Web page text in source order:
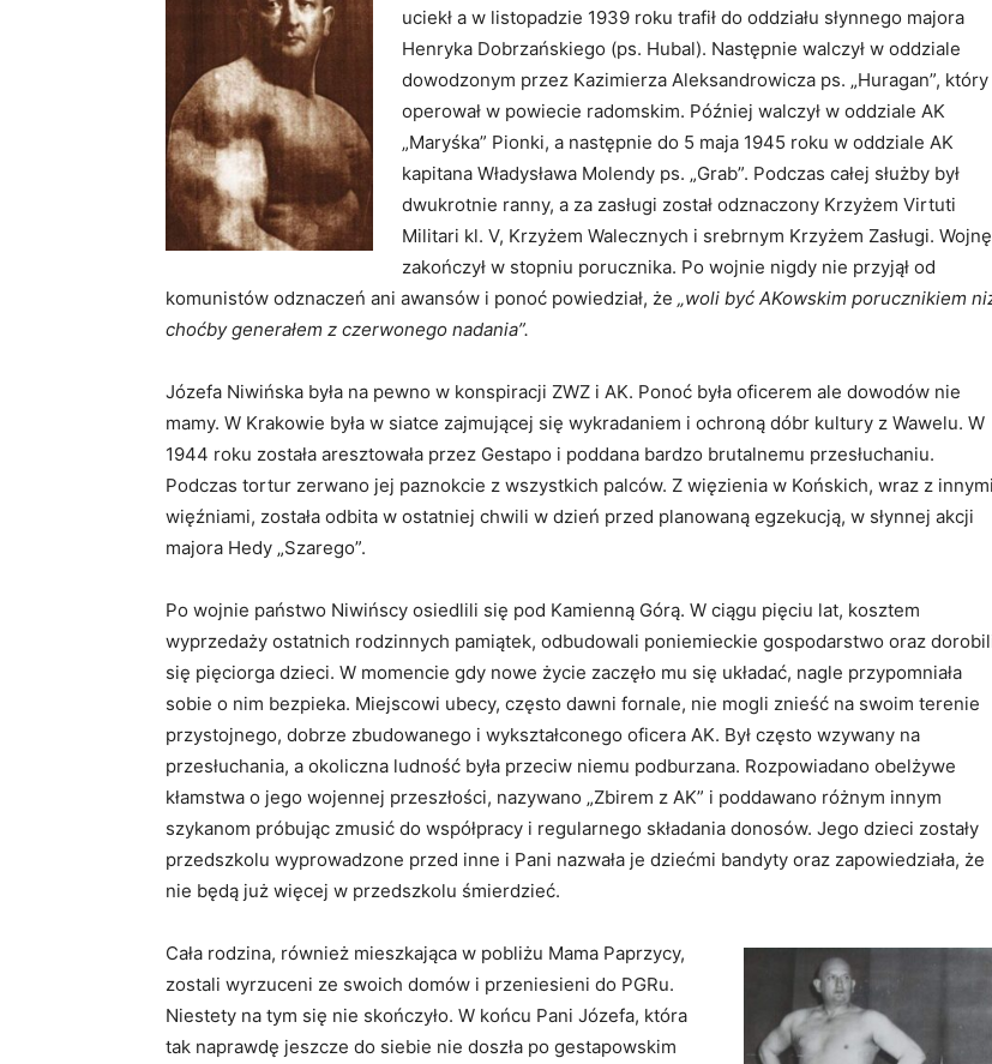
uciekł a w listopadzie 1939 roku trafił do oddziału słynnego majora
Henryka Dobrzańskiego (ps. Hubal). Następnie walczył w oddziale
dowodzonym przez Kazimierza Aleksandrowicza ps. „Huragan”, który
operował w powiecie radomskim. Później walczył w oddziale AK
„Maryśka” Pionki, a następnie do 5 maja 1945 roku w oddziale AK
kapitana Władysława Molendy ps. „Grab”. Podczas całej służby był
dwukrotnie ranny, a za zasługi został odznaczony Krzyżem Virtuti
Militari kl. V, Krzyżem Walecznych i srebrnym Krzyżem Zasługi. Wojnę
zakończył w stopniu porucznika. Po wojnie nigdy nie przyjął od
komunistów odznaczeń ani awansów i ponoć powiedział, że „woli być AKowskim porucznikiem
choćby generałem z czerwonego nadania”.
Józefa Niwińska była na pewno w konspiracji ZWZ i AK. Ponoć była oficerem ale dowodów nie
mamy. W Krakowie była w siatce zajmującej się wykradaniem i ochroną dóbr kultury z Wawelu. W
1944 roku została aresztowała przez Gestapo i poddana bardzo brutalnemu przesłuchaniu.
Podczas tortur zerwano jej paznokcie z wszystkich palców. Z więzienia w Końskich, wraz z innymi
więźniami, została odbita w ostatniej chwili w dzień przed planowaną egzekucją, w słynnej akcji
majora Hedy „Szarego”.
Po wojnie państwo Niwińscy osiedlili się pod Kamienną Górą. W ciągu pięciu lat, kosztem
wyprzedaży ostatnich rodzinnych pamiątek, odbudowali poniemieckie gospodarstwo oraz
się pięciorga dzieci. W momencie gdy nowe życie zaczęło mu się układać, nagle przypomniała
sobie o nim bezpieka. Miejscowi ubecy, często dawni fornale, nie mogli znieść na swoim terenie
przystojnego, dobrze zbudowanego i wykształconego oficera AK. Był często wzywany na
przesłuchania, a okoliczna ludność była przeciw niemu podburzana. Rozpowiadano obelżywe
kłamstwa o jego wojennej przeszłości, nazywano „Zbirem z AK” i poddawano różnym innym
szykanom próbując zmusić do współpracy i regularnego składania donosów. Jego dzieci zostały
przedszkolu wyprowadzone przed inne i Pani nazwała je dziećmi bandyty oraz zapowiedziała, że
nie będą już więcej w przedszkolu śmierdzieć.
Cała rodzina, również mieszkająca w pobliżu Mama Paprzycy,
zostali wyrzuceni ze swoich domów i przeniesieni do PGRu.
Niestety na tym się nie skończyło. W końcu Pani Józefa, która
tak naprawdę jeszcze do siebie nie doszła po gestapowskim